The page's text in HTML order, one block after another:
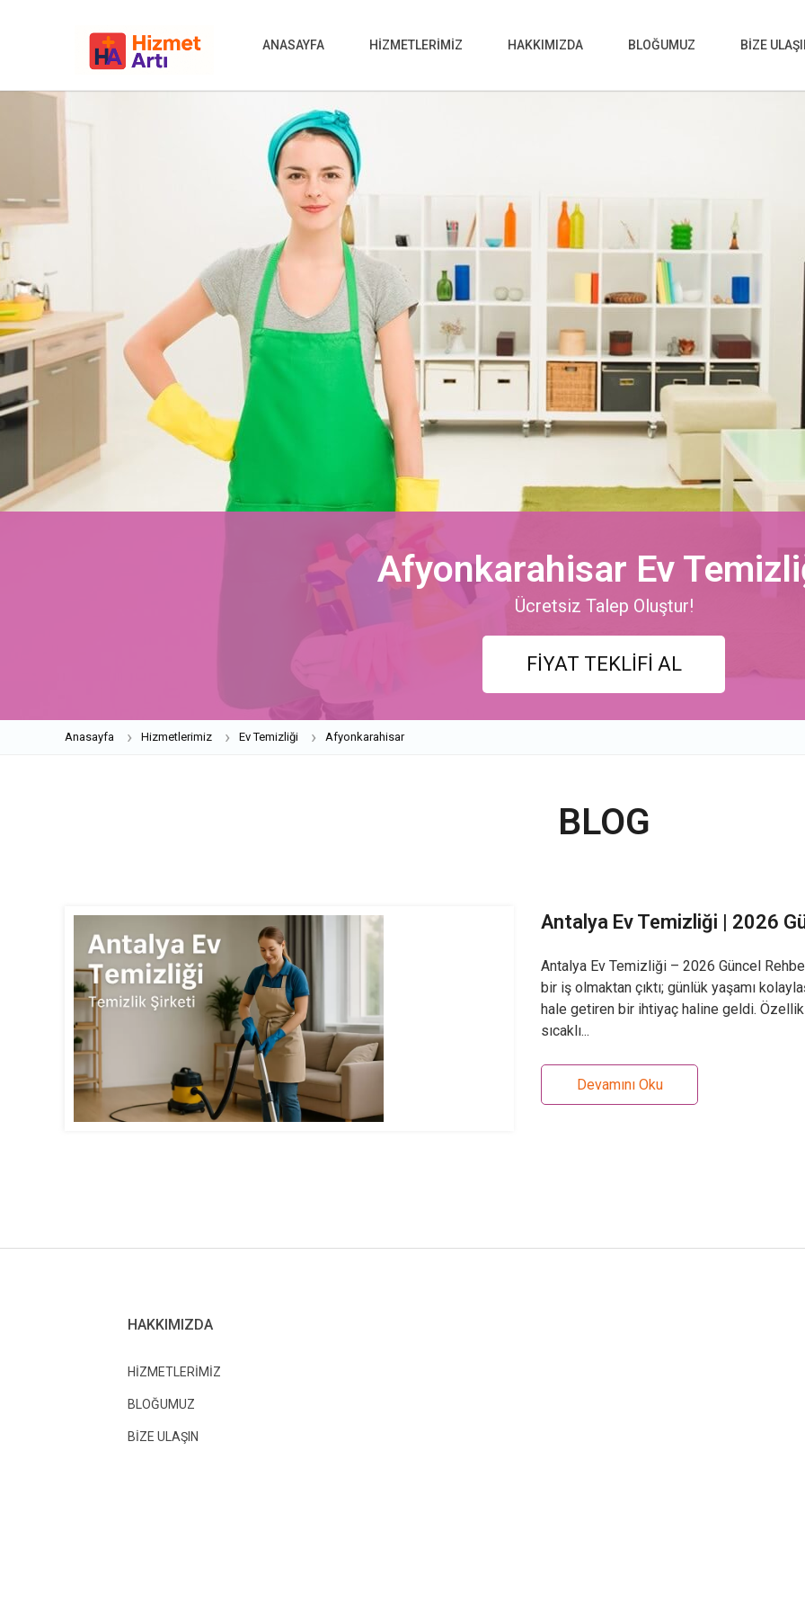
ANASAYFA HİZMETLERİMİZ HAKKIMIZDA BLOĞUMUZ BİZE
Afyonkarahisar Ev
Ücretsiz Talep Oluştur!
FİYAT TEKLİFİ AL
Anasayfa Hizmetlerimiz Ev Temizliği Afyonkarahisar
BLOG
Antalya Ev Temizliği | 2026
Antalya Ev Temizliği – 2026 Güncel
bir iş olmaktan çıktı; günlük yaşamı
hale getiren bir ihtiyaç haline geldi.
sıcaklı...
HAKKIMIZDA
HİZMETLERİMİZ
BLOĞUMUZ
BİZE ULAŞIN